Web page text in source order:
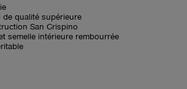
de qualité supérieure
San Crispino
semelle intérieure rembourrée